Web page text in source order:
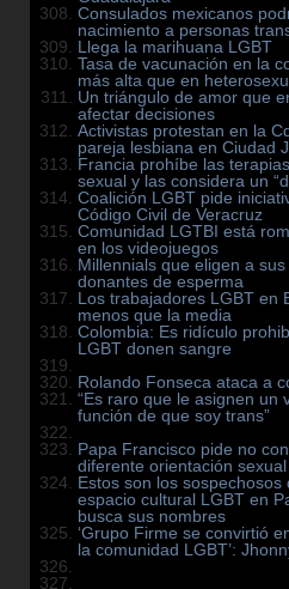
Consulados mexicanos
nacimiento a personas
Llega la marihuana LGBT
Tasa de vacunación en la
más alta que en
Un triángulo de amor que
afectar decisiones
Activistas protestan en la
pareja lesbiana en Ciudad
Francia prohíbe las
sexual y las considera un
Coalición LGBT pide
Código Civil de Veracruz
Comunidad LGTBI está
en los videojuegos
Millennials que eligen a
donantes de esperma
Los trabajadores LGBT en
menos que la media
Colombia: Es ridículo
LGBT donen sangre
Rolando Fonseca ataca a
“Es raro que le asignen un
función de que soy trans”
Papa Francisco pide no
diferente orientación sexual
Estos son los sospechosos
espacio cultural LGBT en
busca sus nombres
‘Grupo Firme se convirtió
la comunidad LGBT’: